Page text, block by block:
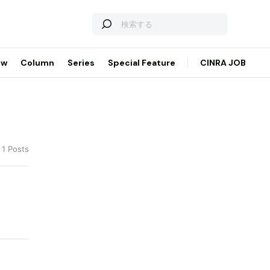
Column Series Special Feature CINRA JOB
Posts